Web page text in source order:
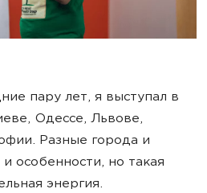
пару лет, я выступал в
Одессе, Львове,
Разные города и
особенности, но такая
энергия.